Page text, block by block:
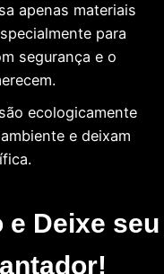
apenas materiais
para
segurança e o
ecologicamente
e deixam
e Deixe seu